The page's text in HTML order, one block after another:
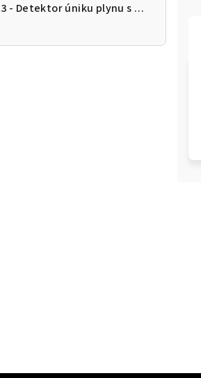
testo 513 - Detektor úniku plynu s ohebnou sondou